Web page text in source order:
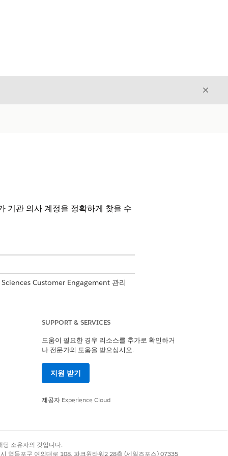
닫기
기관 의사 계정을 정확하게 찾을 수
Customer Engagement 관리
Institution Doctor 레코드 유형을
Doctor 레코드 유형을선택됨
SUPPORT & SERVICES
도움이 필요한 경우 리소스를 추가로 확인하거
나 전문가의 도움을 받으십시오.
지원 받기
제공자 Experience Cloud
소유자의 것입니다.
영등포구 여의대로 108, 파크원타워2 28층 (세일즈포스) 07335